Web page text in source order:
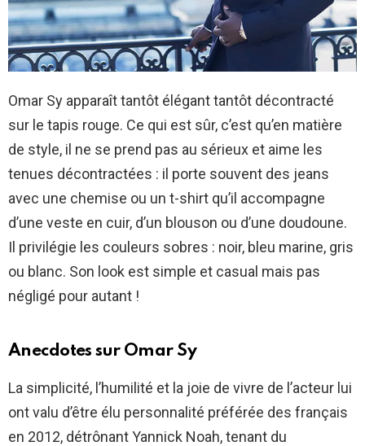
Omar Sy apparaît tantôt élégant tantôt décontracté
sur le tapis rouge. Ce qui est sûr, c’est qu’en matière
de style, il ne se prend pas au sérieux et aime les
tenues décontractées : il porte souvent des jeans
avec une chemise ou un t-shirt qu’il accompagne
d’une veste en cuir, d’un blouson ou d’une doudoune.
Il privilégie les couleurs sobres : noir, bleu marine, gris
ou blanc. Son look est simple et casual mais pas
négligé pour autant !
Anecdotes sur Omar Sy
La simplicité, l’humilité et la joie de vivre de l’acteur lui
ont valu d’être élu personnalité préférée des français
en 2012, détrônant Yannick Noah, tenant du